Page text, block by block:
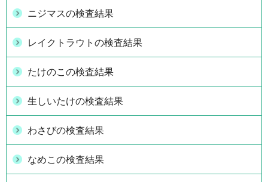
ニジマスの検査結果
レイクトラウトの検査結果
たけのこの検査結果
生しいたけの検査結果
わさびの検査結果
なめこの検査結果